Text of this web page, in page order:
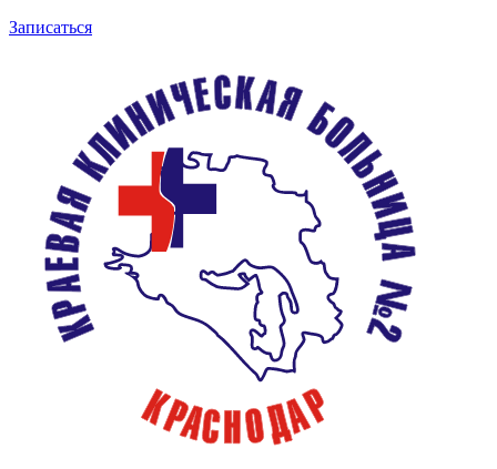
Записаться